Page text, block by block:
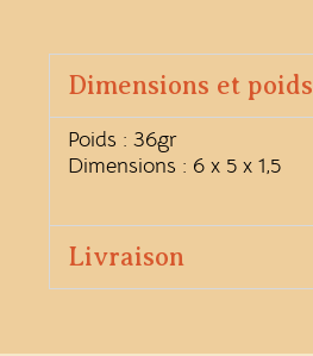
Dimensions et poids
Poids : 36gr
Dimensions : 6 x 5 x 1,5
Livraison